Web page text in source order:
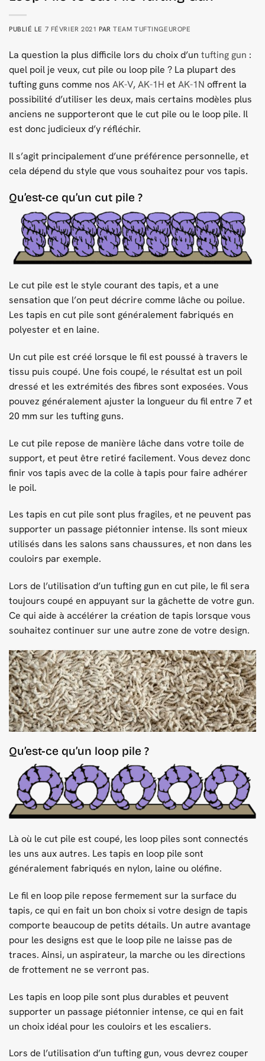
PUBLIÉ LE 7 FÉVRIER 2021 PARTEAM TUFTINGEUROPE
La question la plus difficile lors du choix d’un tufting gun :
quel poil je veux, cut pile ou loop pile ? La plupart des
tufting guns comme nos AK-V,AK-1H et AK-1N offrent la
possibilité d’utiliser les deux, mais certains modèles plus
anciens ne supporteront que le cut pile ou le loop pile. Il
est donc judicieux d’y réfléchir.
Il s’agit principalement d’une préférence personnelle, et
cela dépend du style que vous souhaitez pour vos tapis.
Qu’est-ce qu’un cut pile ?
Le cut pile est le style courant des tapis, et a une
sensation que l’on peut décrire comme lâche ou poilue.
Les tapis en cut pile sont généralement fabriqués en
polyester et en laine.
Un cut pile est créé lorsque le fil est poussé à travers le
tissu puis coupé. Une fois coupé, le résultat est un poil
dressé et les extrémités des fibres sont exposées. Vous
pouvez généralement ajuster la longueur du fil entre 7 et
20 mm sur les tufting guns.
Le cut pile repose de manière lâche dans votre toile de
support, et peut être retiré facilement. Vous devez donc
finir vos tapis avec de la colle à tapis pour faire adhérer
le poil.
Les tapis en cut pile sont plus fragiles, et ne peuvent pas
supporter un passage piétonnier intense. Ils sont mieux
utilisés dans les salons sans chaussures, et non dans les
couloirs par exemple.
Lors de l’utilisation d’un tufting gun en cut pile, le fil sera
toujours coupé en appuyant sur la gâchette de votre gun.
Ce qui aide à accélérer la création de tapis lorsque vous
souhaitez continuer sur une autre zone de votre design.
Qu’est-ce qu’un loop pile ?
Là où le cut pile est coupé, les loop piles sont connectés
les uns aux autres. Les tapis en loop pile sont
généralement fabriqués en nylon, laine ou oléfine.
Le fil en loop pile repose fermement sur la surface du
tapis, ce qui en fait un bon choix si votre design de tapis
comporte beaucoup de petits détails. Un autre avantage
pour les designs est que le loop pile ne laisse pas de
traces. Ainsi, un aspirateur, la marche ou les directions
de frottement ne se verront pas.
Les tapis en loop pile sont plus durables et peuvent
supporter un passage piétonnier intense, ce qui en fait
un choix idéal pour les couloirs et les escaliers.
Lors de l’utilisation d’un tufting gun, vous devrez couper